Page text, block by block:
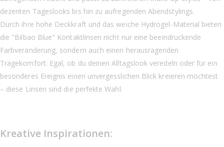
dezenten Tageslooks bis hin zu aufregenden Abendstylings.
Durch ihre hohe Deckkraft und das weiche Hydrogel-Material bieten
die "Bilbao Blue" Kontaktlinsen nicht nur eine beeindruckende
Farbveränderung, sondern auch einen herausragenden
Tragekomfort. Egal, ob du deinen Alltagslook veredeln oder für ein
besonderes Ereignis einen unvergesslichen Blick kreieren möchtest
– diese Linsen sind die perfekte Wahl.
Kreative Inspirationen: